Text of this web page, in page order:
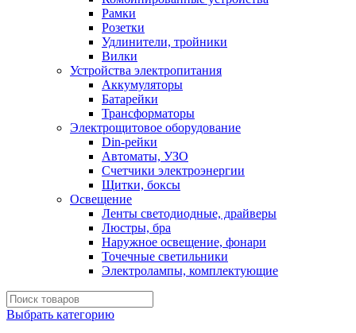
Рамки
Розетки
Удлинители, тройники
Вилки
Устройства электропитания
Аккумуляторы
Батарейки
Трансформаторы
Электрощитовое оборудование
Din-рейки
Автоматы, УЗО
Счетчики электроэнергии
Щитки, боксы
Освещение
Ленты светодиодные, драйверы
Люстры, бра
Наружное освещение, фонари
Точечные светильники
Электролампы, комплектующие
Выбрать категорию